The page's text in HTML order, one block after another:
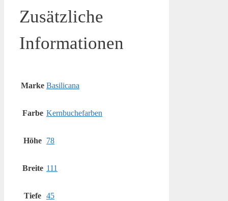
Zusätzliche
Informationen
Marke Basilicana
Farbe Kernbuchefarben
Höhe 78
Breite 111
Tiefe 45